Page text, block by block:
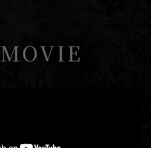
MOVIE